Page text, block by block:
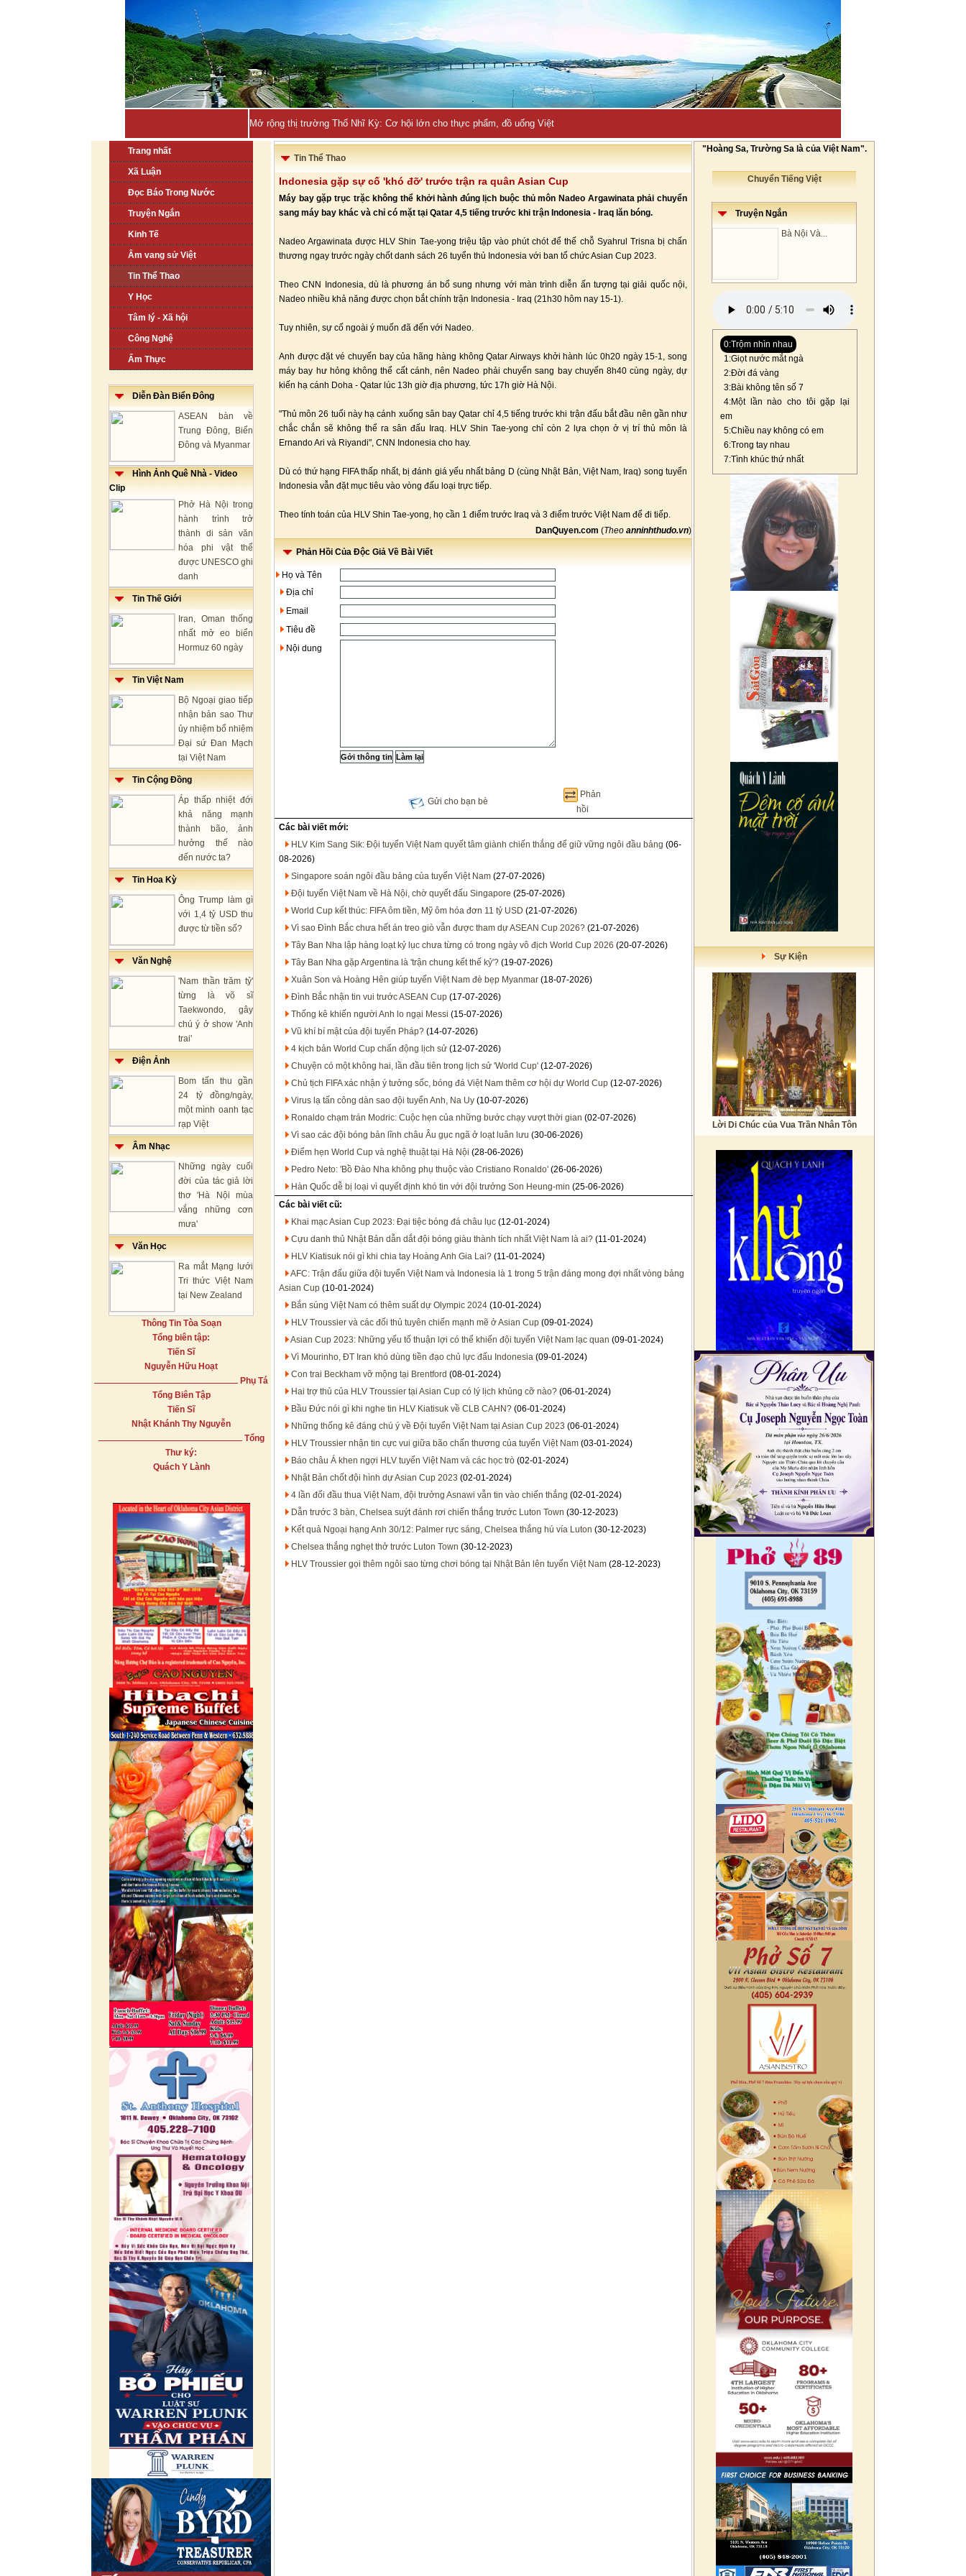
Mở rộng thị trường Thổ Nhĩ Kỳ: Cơ hội lớn cho thực phẩm, đồ uống Việt
Trang nhất
Xã Luận
Đọc Báo Trong Nước
Truyện Ngắn
Kinh Tế
Âm vang sử Việt
Tin Thể Thao
Y Học
Tâm lý - Xã hội
Công Nghệ
Ẩm Thực
Diễn Đàn Biển Đông
ASEAN bàn về
Trung Đông, Biển
Đông và Myanmar
Hình Ảnh Quê Nhà - Video
Clip
Phở Hà Nội trong
hành trình trở
thành di sản văn
hóa phi vật thể
được UNESCO ghi
danh
Tin Thế Giới
Iran, Oman thống
nhất mở eo biển
Hormuz 60 ngày
Tin Việt Nam
Bộ Ngoại giao tiếp
nhận bản sao Thư
ủy nhiệm bổ nhiệm
Đại sứ Đan Mạch
tại Việt Nam
Tin Cộng Đồng
Áp thấp nhiệt đới
khả năng mạnh
thành bão, ảnh
hưởng thế nào
đến nước ta?
Tin Hoa Kỳ
Ông Trump làm gì
với 1,4 tỷ USD thu
được từ tiền số?
Văn Nghệ
'Nam thần trăm tỷ'
từng là võ sĩ
Taekwondo, gây
chú ý ở show 'Anh
trai'
Điện Ảnh
Bom tấn thu gần
24 tỷ đồng/ngày,
một mình oanh tạc
rạp Việt
Âm Nhạc
Những ngày cuối
đời của tác giả lời
thơ 'Hà Nội mùa
vắng những cơn
mưa'
Văn Học
Ra mắt Mạng lưới
Tri thức Việt Nam
tại New Zealand
Thông Tin Tòa Soạn
Tổng biên tập:
Tiến Sĩ
Nguyễn Hữu Hoạt
Phụ Tá
Tổng Biên Tập
Tiến Sĩ
Nhật Khánh Thy Nguyễn
Tổng
Thư ký:
Quách Y Lành
Tin Thể Thao
Indonesia gặp sự cố 'khó đỡ' trước trận ra quân Asian Cup
Máy bay gặp trục trặc không thể khởi hành đúng lịch buộc thủ môn Nadeo Argawinata phải chuyển
sang máy bay khác và chỉ có mặt tại Qatar 4,5 tiếng trước khi trận Indonesia - Iraq lăn bóng.
Nadeo Argawinata được HLV Shin Tae-yong triệu tập vào phút chót để thế chỗ Syahrul Trisna bị chấn
thương ngay trước ngày chốt danh sách 26 tuyển thủ Indonesia với ban tổ chức Asian Cup 2023.
Theo CNN Indonesia, dù là phương án bổ sung nhưng với màn trình diễn ấn tượng tại giải quốc nội,
Nadeo nhiều khả năng được chọn bắt chính trận Indonesia - Iraq (21h30 hôm nay 15-1).
Tuy nhiên, sự cố ngoài ý muốn đã đến với Nadeo.
Anh được đặt vé chuyến bay của hãng hàng không Qatar Airways khởi hành lúc 0h20 ngày 15-1, song
máy bay hư hỏng không thể cất cánh, nên Nadeo phải chuyển sang bay chuyến 8h40 cùng ngày, dự
kiến hạ cánh Doha - Qatar lúc 13h giờ địa phương, tức 17h giờ Hà Nội.
"Thủ môn 26 tuổi này hạ cánh xuống sân bay Qatar chỉ 4,5 tiếng trước khi trận đấu bắt đầu nên gần như
chắc chắn sẽ không thể ra sân đấu Iraq. HLV Shin Tae-yong chỉ còn 2 lựa chọn ở vị trí thủ môn là
Ernando Ari và Riyandi", CNN Indonesia cho hay.
Dù có thứ hạng FIFA thấp nhất, bị đánh giá yếu nhất bảng D (cùng Nhật Bản, Việt Nam, Iraq) song tuyển
Indonesia vẫn đặt mục tiêu vào vòng đấu loại trực tiếp.
Theo tính toán của HLV Shin Tae-yong, họ cần 1 điểm trước Iraq và 3 điểm trước Việt Nam để đi tiếp.
DanQuyen.com (Theo anninhthudo.vn)
Phản Hồi Của Độc Giả Về Bài Viết
Họ và Tên
Địa chỉ
Email
Tiêu đề
Nội dung
Gửi cho bạn bè
Phản
hồi
Các bài viết mới:
HLV Kim Sang Sik: Đội tuyển Việt Nam quyết tâm giành chiến thắng để giữ vững ngôi đầu bảng (06-
08-2026)
Singapore soán ngôi đầu bảng của tuyển Việt Nam (27-07-2026)
Đội tuyển Việt Nam về Hà Nội, chờ quyết đấu Singapore (25-07-2026)
World Cup kết thúc: FIFA ôm tiền, Mỹ ôm hóa đơn 11 tỷ USD (21-07-2026)
Vì sao Đình Bắc chưa hết án treo giò vẫn được tham dự ASEAN Cup 2026? (21-07-2026)
Tây Ban Nha lập hàng loạt kỷ lục chưa từng có trong ngày vô địch World Cup 2026 (20-07-2026)
Tây Ban Nha gặp Argentina là 'trận chung kết thế kỷ'? (19-07-2026)
Xuân Son và Hoàng Hên giúp tuyển Việt Nam đè bẹp Myanmar (18-07-2026)
Đình Bắc nhận tin vui trước ASEAN Cup (17-07-2026)
Thống kê khiến người Anh lo ngại Messi (15-07-2026)
Vũ khí bí mật của đội tuyển Pháp? (14-07-2026)
4 kịch bản World Cup chấn động lịch sử (12-07-2026)
Chuyện có một không hai, lần đầu tiên trong lịch sử 'World Cup' (12-07-2026)
Chủ tịch FIFA xác nhận ý tưởng sốc, bóng đá Việt Nam thêm cơ hội dự World Cup (12-07-2026)
Virus lạ tấn công dàn sao đội tuyển Anh, Na Uy (10-07-2026)
Ronaldo chạm trán Modric: Cuộc hẹn của những bước chạy vượt thời gian (02-07-2026)
Vì sao các đội bóng bản lĩnh châu Âu gục ngã ở loạt luân lưu (30-06-2026)
Điểm hẹn World Cup và nghệ thuật tại Hà Nội (28-06-2026)
Pedro Neto: 'Bồ Đào Nha không phụ thuộc vào Cristiano Ronaldo' (26-06-2026)
Hàn Quốc dễ bị loại vì quyết định khó tin với đội trưởng Son Heung-min (25-06-2026)
Các bài viết cũ:
Khai mạc Asian Cup 2023: Đại tiệc bóng đá châu lục (12-01-2024)
Cựu danh thủ Nhật Bản dẫn dắt đội bóng giàu thành tích nhất Việt Nam là ai? (11-01-2024)
HLV Kiatisuk nói gì khi chia tay Hoàng Anh Gia Lai? (11-01-2024)
AFC: Trận đấu giữa đội tuyển Việt Nam và Indonesia là 1 trong 5 trận đáng mong đợi nhất vòng bảng
Asian Cup (10-01-2024)
Bắn súng Việt Nam có thêm suất dự Olympic 2024 (10-01-2024)
HLV Troussier và các đối thủ tuyên chiến mạnh mẽ ở Asian Cup (09-01-2024)
Asian Cup 2023: Những yếu tố thuận lợi có thể khiến đội tuyển Việt Nam lạc quan (09-01-2024)
Vì Mourinho, ĐT Iran khó dùng tiền đạo chủ lực đấu Indonesia (09-01-2024)
Con trai Beckham vỡ mộng tại Brentford (08-01-2024)
Hai trợ thủ của HLV Troussier tại Asian Cup có lý lịch khủng cỡ nào? (06-01-2024)
Bầu Đức nói gì khi nghe tin HLV Kiatisuk về CLB CAHN? (06-01-2024)
Những thống kê đáng chú ý về Đội tuyển Việt Nam tại Asian Cup 2023 (06-01-2024)
HLV Troussier nhận tin cực vui giữa bão chấn thương của tuyển Việt Nam (03-01-2024)
Báo châu Á khen ngợi HLV tuyển Việt Nam và các học trò (02-01-2024)
Nhật Bản chốt đội hình dự Asian Cup 2023 (02-01-2024)
4 lần đối đầu thua Việt Nam, đội trưởng Asnawi vẫn tin vào chiến thắng (02-01-2024)
Dẫn trước 3 bàn, Chelsea suýt đánh rơi chiến thắng trước Luton Town (30-12-2023)
Kết quả Ngoại hạng Anh 30/12: Palmer rực sáng, Chelsea thắng hú vía Luton (30-12-2023)
Chelsea thắng nghẹt thở trước Luton Town (30-12-2023)
HLV Troussier gọi thêm ngôi sao từng chơi bóng tại Nhật Bản lên tuyển Việt Nam (28-12-2023)
"Hoàng Sa, Trường Sa là của Việt Nam".
Chuyển Tiếng Việt
Truyện Ngắn
Bà Nội Và...
0:Trộm nhìn nhau
1:Giọt nước mắt ngà
2:Đời đá vàng
3:Bài không tên số 7
4:Một lần nào cho tôi gặp lại
em
5:Chiều nay không có em
6:Trong tay nhau
7:Tình khúc thứ nhất
Sự Kiện
Lời Di Chúc của Vua Trần Nhân Tôn